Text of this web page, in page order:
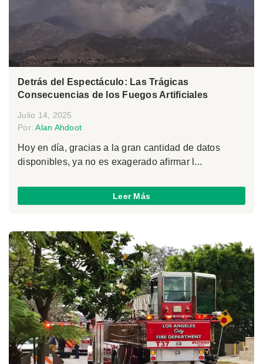
Detrás del Espectáculo: Las Trágicas
Consecuencias de los Fuegos Artificiales
Julio 14, 2025
Por:Alan Ahdoot
Hoy en día, gracias a la gran cantidad de datos
disponibles, ya no es exagerado afirmar l...
Leer Más